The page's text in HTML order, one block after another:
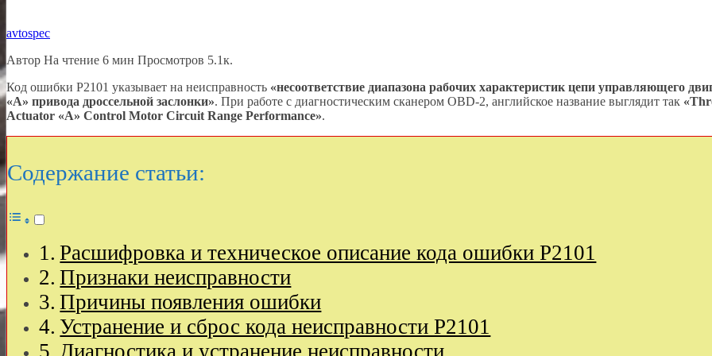
avtospec
Автор На чтение 6 мин Просмотров 5.1к.
Код ошибки P2101 указывает на неисправность «несоответствие диапазона рабочих характеристик цепи управляющего
«А» привода дроссельной заслонки». При работе с диагностическим сканером OBD-2, английское название выглядит так
Actuator «A» Control Motor Circuit Range Performance».
Содержание статьи:
Расшифровка и техническое описание кода ошибки P2101
Признаки неисправности
Причины появления ошибки
Устранение и сброс кода неисправности P2101
Диагностика и устранение неисправности